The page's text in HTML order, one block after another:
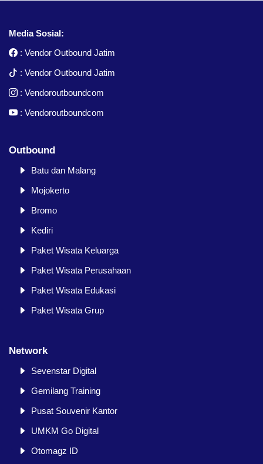
Media Sosial:
: Vendor Outbound Jatim
: Vendor Outbound Jatim
: Vendoroutboundcom
: Vendoroutboundcom
Outbound
Batu dan Malang
Mojokerto
Bromo
Kediri
Paket Wisata Keluarga
Paket Wisata Perusahaan
Paket Wisata Edukasi
Paket Wisata Grup
Network
Sevenstar Digital
Gemilang Training
Pusat Souvenir Kantor
UMKM Go Digital
Otomagz ID